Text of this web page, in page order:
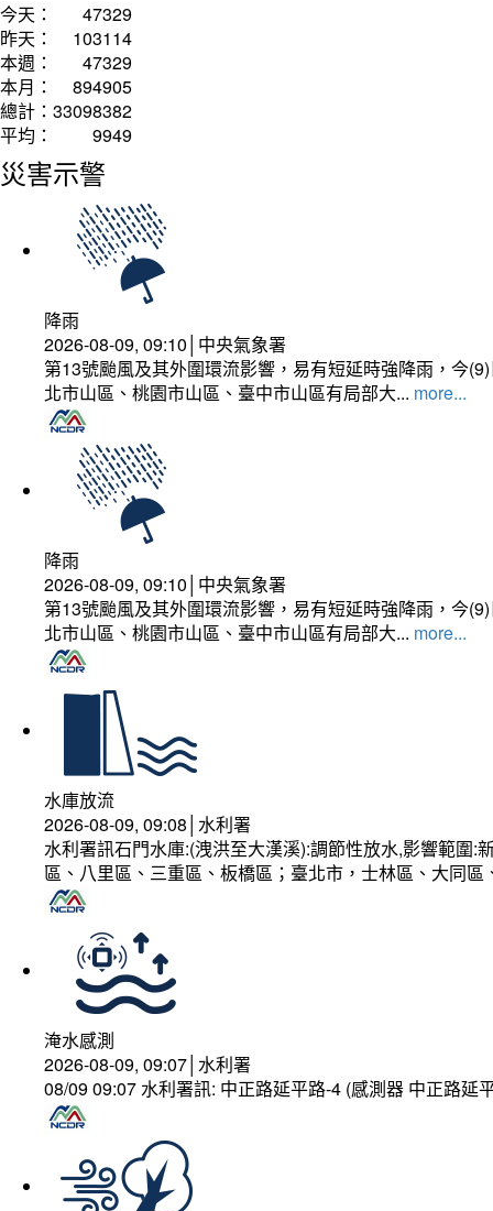
今天：
47329
昨天：
103114
本週：
47329
本月：
894905
總計： 33098382
平均：
9949
災害示警
降雨
2026-08-09, 09:10│中央氣象署
第13號颱風及其外圍環流影響，易有短延時強降雨，今
北市山區、桃園市山區、臺中市山區有局部大... more...
降雨
2026-08-09, 09:10│中央氣象署
第13號颱風及其外圍環流影響，易有短延時強降雨，今
北市山區、桃園市山區、臺中市山區有局部大... more...
水庫放流
2026-08-09, 09:08│水利署
水利署訊石門水庫:(洩洪至大漢溪):調節性放水,影響範圍
區、八里區、三重區、板橋區；臺北市，士林區、大同
淹水感測
2026-08-09, 09:07│水利署
08/09 09:07 水利署訊: 中正路延平路-4 (感測器 中正路